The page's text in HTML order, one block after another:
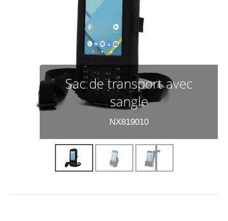
Sac de transport avec
sangle
NX819010